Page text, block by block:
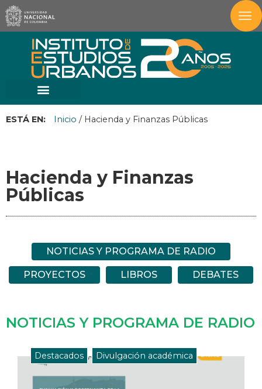
ESTÁ EN: Inicio / Hacienda y Finanzas Públicas
Hacienda y Finanzas
Públicas
NOTICIAS Y PROGRAMA DE RADIO
PROYECTOS LIBROS DEBATES
NOTICIAS Y PROGRAMA DE RADIO
Destacados , Divulgación académica